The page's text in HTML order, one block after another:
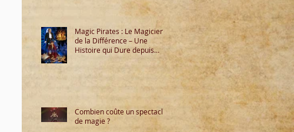
Magic Pirates : Le Magicien
de la Différence – Une
Histoire qui Dure depuis
Combien coûte un spectacle
de magie ?